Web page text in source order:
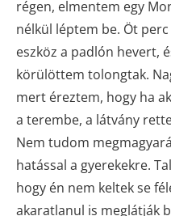
régen, elmentem egy
nélkül léptem be. Öt
eszköz a padlón hevert,
körülöttem tolongtak.
mert éreztem, hogy ha
a terembe, a látvány
Nem tudom
hatással a gyerekekre.
hogy én nem keltek se
akaratlanul is meglátják